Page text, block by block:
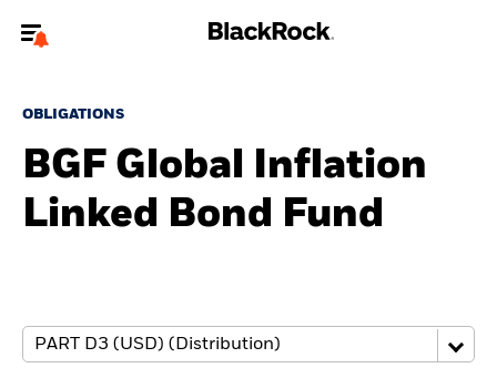
financiers.
jourvotre type d'utilisateur
A propos de BlackRock
Thèmes
OBLIGATIONS
BGF Global Inflation
Linked Bond Fund